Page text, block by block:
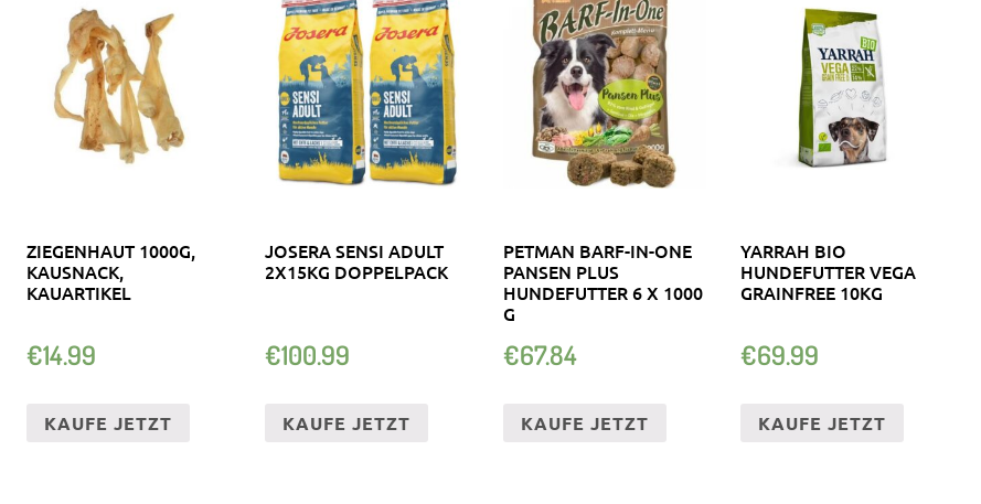
ZIEGENHAUT 1000G,
KAUSNACK,
KAUARTIKEL
€14.99
KAUFE JETZT
JOSERA SENSI ADULT
2X15KG DOPPELPACK
€100.99
KAUFE JETZT
PETMAN BARF-IN-ONE
PANSEN PLUS
HUNDEFUTTER 6 X 1000
G
€67.84
KAUFE JETZT
YARRAH BIO
HUNDEFUTTER VEGA
GRAINFREE 10KG
€69.99
KAUFE JETZT